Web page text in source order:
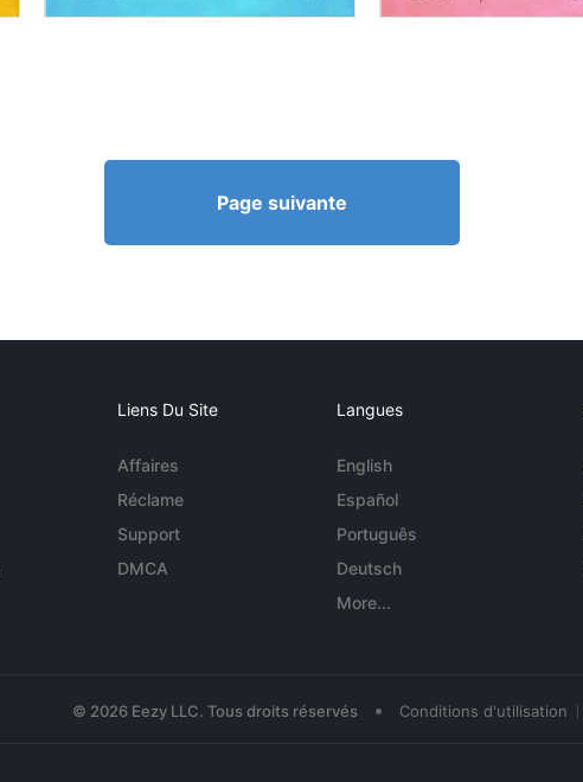
Page suivante
Liens Du Site
Affaires
Réclame
Support
DMCA
Langues
English
Español
Português
Deutsch
More...
© 2026 Eezy LLC. Tous droits réservés • Conditions d'utilisation